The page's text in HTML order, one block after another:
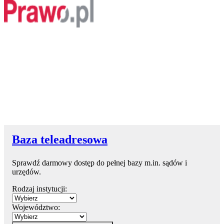
Baza teleadresowa
Sprawdź darmowy dostęp do pełnej bazy m.in. sądów i
urzędów.
Rodzaj instytucji:
Województwo: